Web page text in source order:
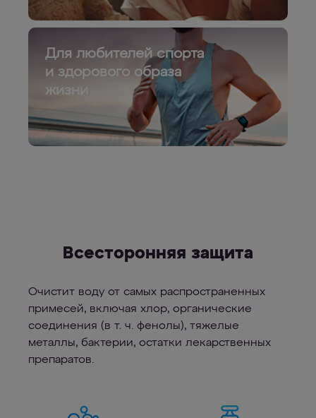
Для любителей спорта
и здорового образа
жизни
Всесторонняя защита
Очистит воду от самых распространенных
примесей, включая хлор, органические
соединения (в т. ч. фенолы), тяжелые
металлы, бактерии, остатки лекарственных
препаратов.